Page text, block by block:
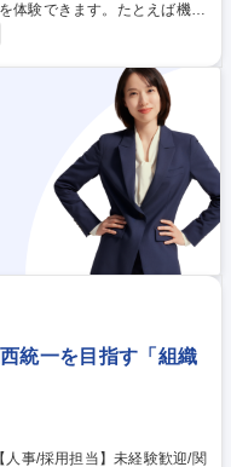
体験できます。たとえば機器
の運転監視、管理などの保
で習得可能！例)電気工事
ー技士 etc. 2：将来性◎＝プ
門技術を磨けば長く活躍可能
がみんなの生活を支えま
期雇用派遣
統一を目指す「組織